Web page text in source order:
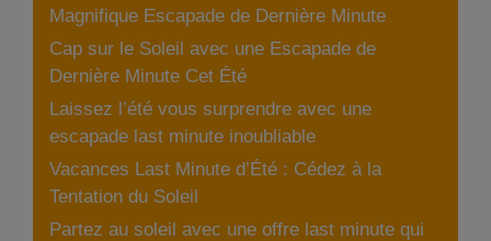
Magnifique Escapade de Dernière Minute
Cap sur le Soleil avec une Escapade de
Dernière Minute Cet Été
Laissez l’été vous surprendre avec une
escapade last minute inoubliable
Vacances Last Minute d’Été : Cédez à la
Tentation du Soleil
Partez au soleil avec une offre last minute qui